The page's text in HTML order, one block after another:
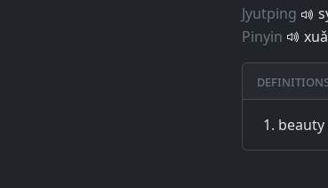
Jyutping
Pinyin
Definitions